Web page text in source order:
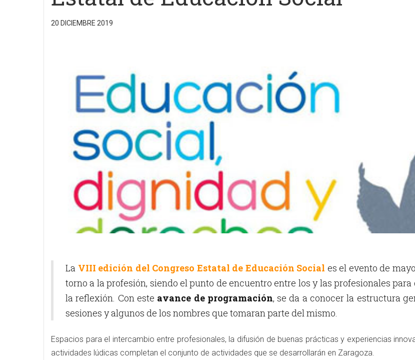
20 DICIEMBRE 2019
La VIII edición del Congreso Estatal de Educación Social es el evento de
torno a la profesión, siendo el punto de encuentro entre los y las profesionales para
la reflexión. Con este avance de programación, se da a conocer la estructura
sesiones y algunos de los nombres que tomaran parte del mismo.
Espacios para el intercambio entre profesionales, la difusión de buenas prácticas y experiencias
actividades lúdicas completan el conjunto de actividades que se desarrollarán en Zaragoza.